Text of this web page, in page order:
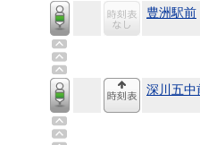
豊洲駅前
深川五中